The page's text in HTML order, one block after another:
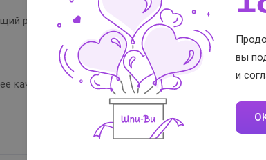
размер, с вибрацией
качество материала, есть много скоростей и
вы
и